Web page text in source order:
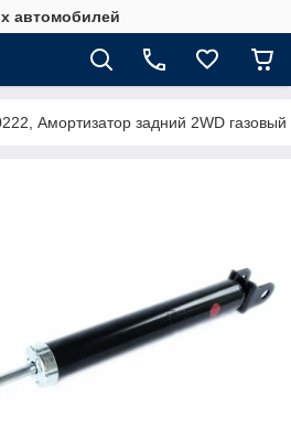
автомобилей
Амортизатор задний 2WD